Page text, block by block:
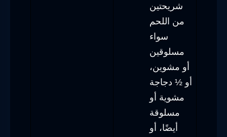
شريحتين
من اللحم
سواء
مسلوقين
أو مشوين،
أو ½ دجاجة
مشوية أو
مسلوقة
أيضًا، أو